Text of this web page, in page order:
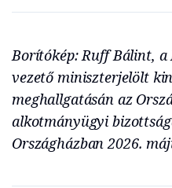
Borítókép: Ruff Bálint,
vezető miniszterjelölt
meghallgatásán az
alkotmányügyi
Országházban 2026.